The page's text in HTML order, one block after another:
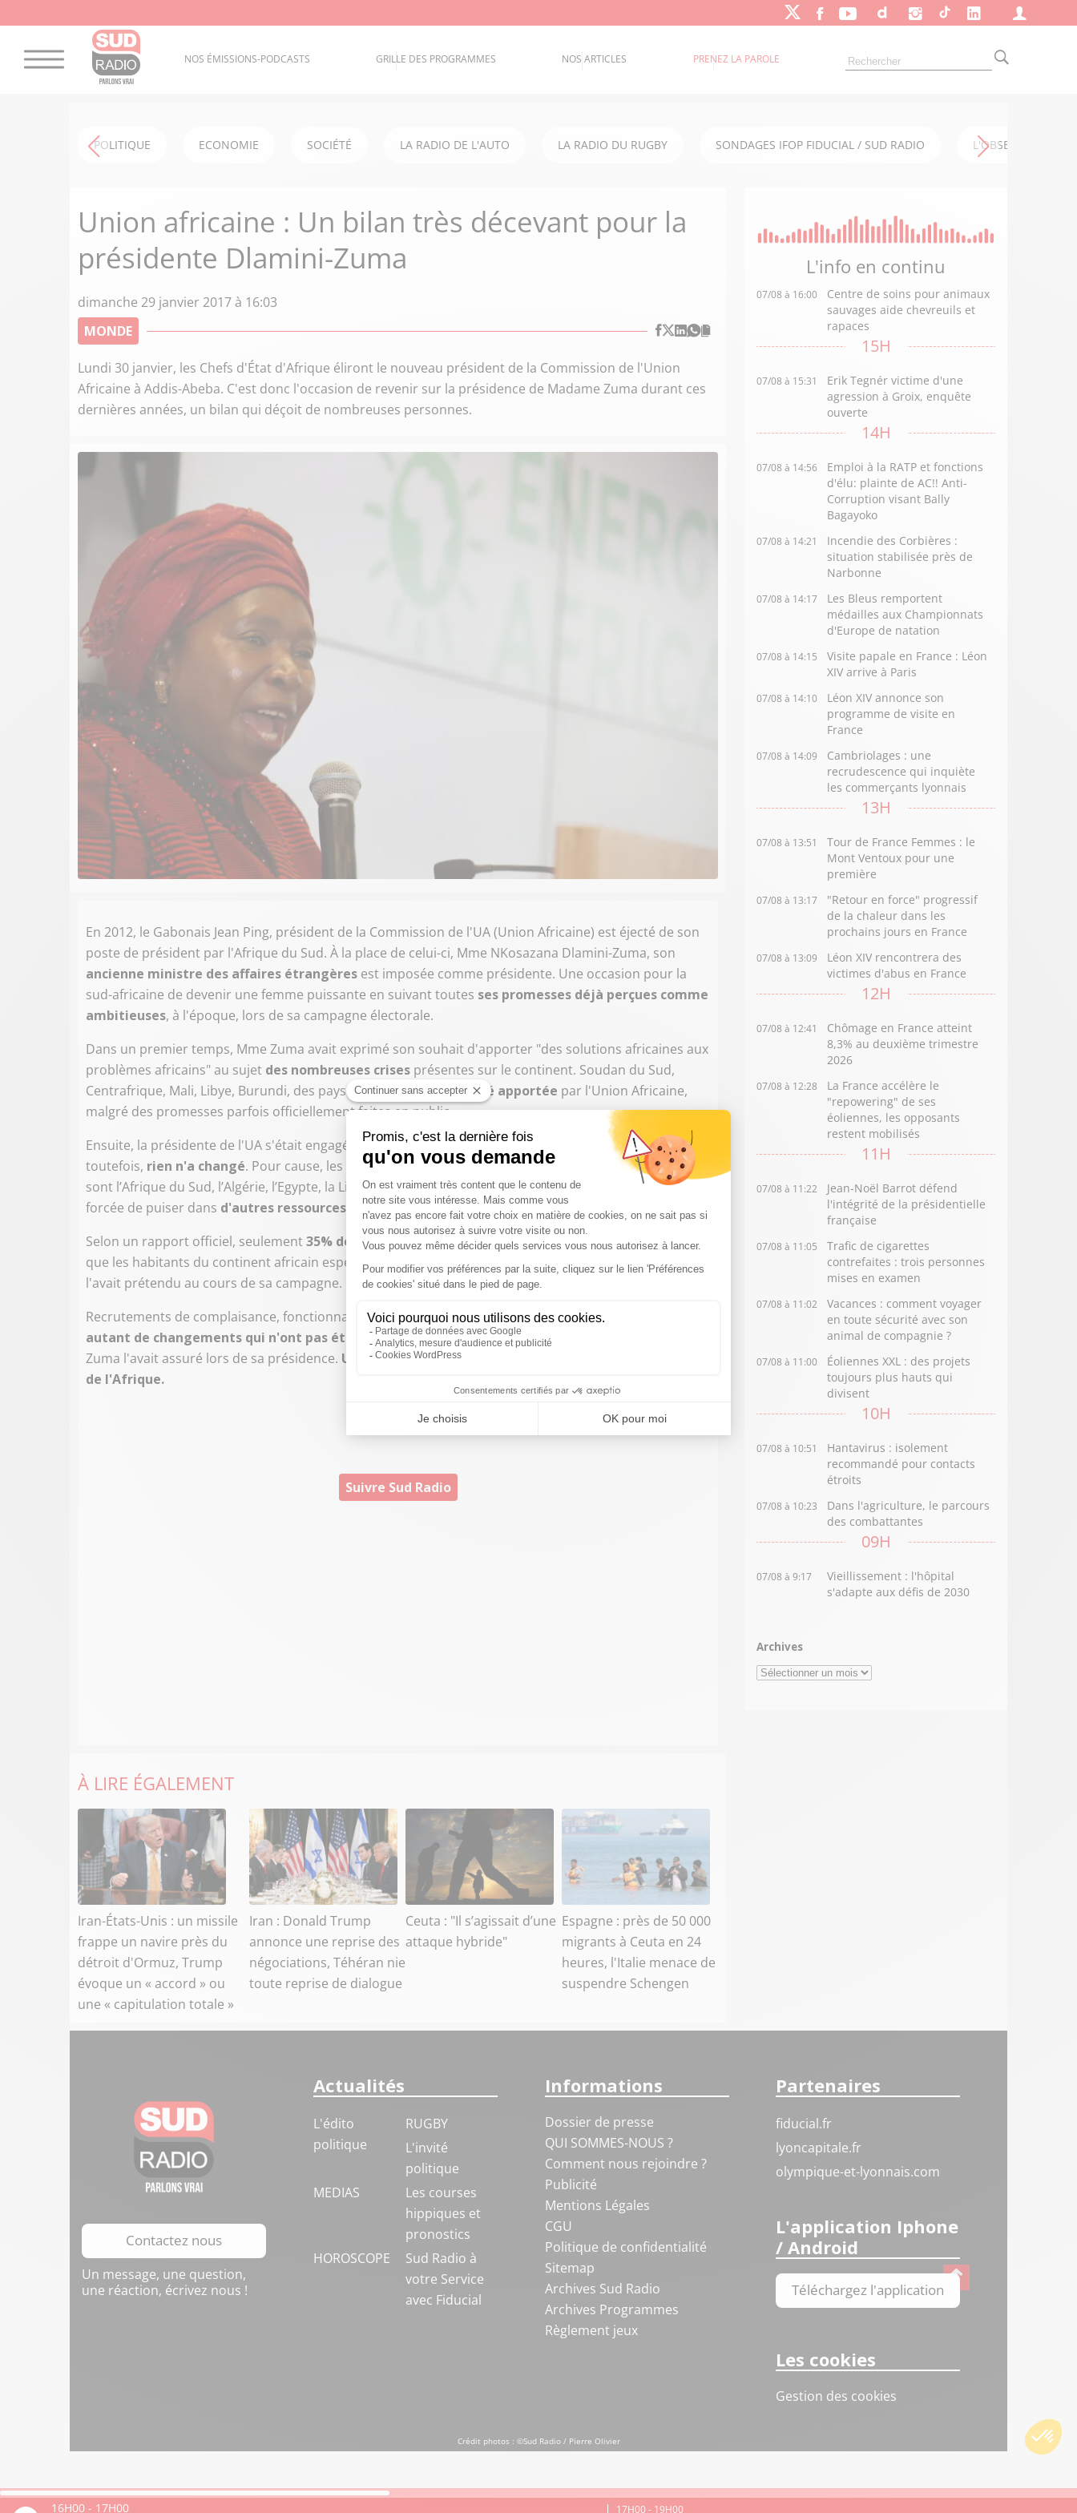
NOS ÉMISSIONS-PODCASTS GRILLE DES PROGRAMMES NOS ARTICLES PRENEZ LA PAROLE
POLITIQUE ECONOMIE SOCIÉTÉ LA RADIO DE L'AUTO LA RADIO DU RUGBY SONDAGES IFOP FIDUCIAL / SUD RADIO L'OBSERVATOIRE
Union africaine : Un bilan très décevant pour la
présidente Dlamini-Zuma
dimanche 29 janvier 2017 à 16:03
MONDE
Lundi 30 janvier, les Chefs d'État d'Afrique éliront le nouveau président de la Commission de l'Union
Africaine à Addis-Abeba. C'est donc l'occasion de revenir sur la présidence de Madame Zuma durant ces
dernières années, un bilan qui déçoit de nombreuses personnes.
En 2012, le Gabonais Jean Ping, président de la Commission de l'UA (Union Africaine) est éjecté de son
poste de président par l'Afrique du Sud. À la place de celui-ci, Mme NKosazana Dlamini-Zuma, son
ancienne ministre des affaires étrangères est imposée comme présidente. Une occasion pour la
sud-africaine de devenir une femme puissante en suivant toutes ses promesses déjà perçues comme
ambitieuses, à l'époque, lors de sa campagne électorale.
Dans un premier temps, Mme Zuma avait exprimé son souhait d'apporter "des solutions africaines aux
problèmes africains" au sujet des nombreuses crises présentes sur le continent. Soudan du Sud,
Centrafrique, Mali, Libye, Burundi, des pays oùaucune aide n'a été apportée par l'Union Africaine,
malgré des promesses parfois officiellement faites en public.
Ensuite, la présidente de l'UA s'était engagée à rétablir "la souveraineté financière" de l’Afrique,
toutefois, rien n'a changé. Pour cause, les cinq principaux contributeurs financiers
du continent
sont l’Afrique du Sud, l’Algérie, l’Egypte, la Libye et le Nigeria. Toutefois, hormis ces pays, l'économie est
forcée de puiser dans d'autres ressources , notamment en comptant sur l'Union européenne.
Selon un rapport officiel, seulement35% des décisions promises ont été exécutées. Une situation
que les habitants du continent africain espéraient voire changer grâce à la sud-africaine, comme elle
l'avait prétendu au cours de sa campagne.
Recrutements de complaisance, fonctionnaires payés sans travailler, inefficacité de la Commission,
autant de changements qui n'ont pas été opéré, et bien d'autres encore, tandis que Mme Dlamini-
Zuma l'avait assuré lors de sa présidence. Une occasion ratée pour la femme de marquer l'histoire
de l'Afrique.
Suivre Sud Radio
À LIRE ÉGALEMENT
Iran-États-Unis : un missile
frappe un navire près du
détroit d'Ormuz, Trump
évoque un « accord » ou
une « capitulation totale »
Iran : Donald Trump
annonce une reprise des
négociations, Téhéran nie
toute reprise de dialogue
Ceuta : "Il s’agissait d’une
attaque hybride"
Espagne : près de 50 000
migrants à Ceuta en 24
heures, l'Italie menace de
suspendre Schengen
L'info en continu
07/08 à 16:00
Centre de soins pour animaux
sauvages aide chevreuils et
rapaces
15H
07/08 à 15:31
Erik Tegnér victime d'une
agression à Groix, enquête
ouverte
14H
07/08 à 14:56
Emploi à la RATP et fonctions
d'élu: plainte de AC!! Anti-
Corruption visant Bally
Bagayoko
07/08 à 14:21
Incendie des Corbières :
situation stabilisée près de
Narbonne
07/08 à 14:17
Les Bleus remportent
médailles aux Championnats
d'Europe de natation
07/08 à 14:15
Visite papale en France : Léon
XIV arrive à Paris
07/08 à 14:10
Léon XIV annonce son
programme de visite en
France
07/08 à 14:09
Cambriolages : une
recrudescence qui inquiète
les commerçants lyonnais
13H
07/08 à 13:51
Tour de France Femmes : le
Mont Ventoux pour une
première
07/08 à 13:17
"Retour en force" progressif
de la chaleur dans les
prochains jours en France
07/08 à 13:09
Léon XIV rencontrera des
victimes d'abus en France
12H
07/08 à 12:41
Chômage en France atteint
8,3% au deuxième trimestre
2026
07/08 à 12:28
La France accélère le
"repowering" de ses
éoliennes, les opposants
restent mobilisés
11H
07/08 à 11:22
Jean-Noël Barrot défend
l'intégrité de la présidentielle
française
07/08 à 11:05
Trafic de cigarettes
contrefaites : trois personnes
mises en examen
07/08 à 11:02
Vacances : comment voyager
en toute sécurité avec son
animal de compagnie ?
07/08 à 11:00
Éoliennes XXL : des projets
toujours plus hauts qui
divisent
10H
07/08 à 10:51
Hantavirus : isolement
recommandé pour contacts
étroits
07/08 à 10:23
Dans l'agriculture, le parcours
des combattantes
09H
07/08 à 9:17
Vieillissement : l'hôpital
s'adapte aux défis de 2030
Archives
Archives
Contactez nous
Un message, une question,
une réaction, écrivez nous !
Actualités
L'édito
politique
RUGBY
L'invité
politique
MEDIAS
Les courses
hippiques et
pronostics
HOROSCOPE
Sud Radio à
votre Service
avec Fiducial
Informations
Dossier de presse
QUI SOMMES-NOUS ?
Comment nous rejoindre ?
Publicité
Mentions Légales
CGU
Politique de confidentialité
Sitemap
Archives Sud Radio
Archives Programmes
Règlement jeux
Partenaires
fiducial.fr
lyoncapitale.fr
olympique-et-lyonnais.com
L'application Iphone
/ Android
Téléchargez l'application
Les cookies
Gestion des cookies
Crédit photos : ©Sud Radio / Pierre Olivier
16H00 - 17H00 17H00 - 19H00